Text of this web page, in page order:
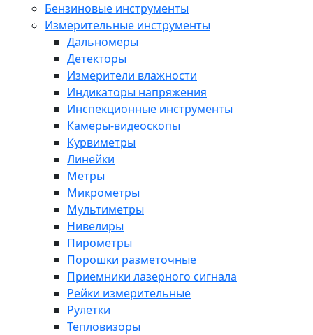
Бензиновые инструменты
Измерительные инструменты
Дальномеры
Детекторы
Измерители влажности
Индикаторы напряжения
Инспекционные инструменты
Камеры-видеоскопы
Курвиметры
Линейки
Метры
Микрометры
Мультиметры
Нивелиры
Пирометры
Порошки разметочные
Приемники лазерного сигнала
Рейки измерительные
Рулетки
Тепловизоры